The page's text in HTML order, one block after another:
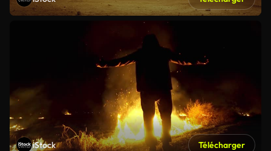
iStock Télécharger